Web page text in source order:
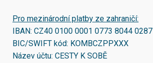
Pro mezinárodní platby ze zahraničí:
IBAN: CZ40 0100 0001 0773 8044 0287
BIC/SWIFT kód: KOMBCZPPXXX
Název účtu: CESTY K SOBĚ